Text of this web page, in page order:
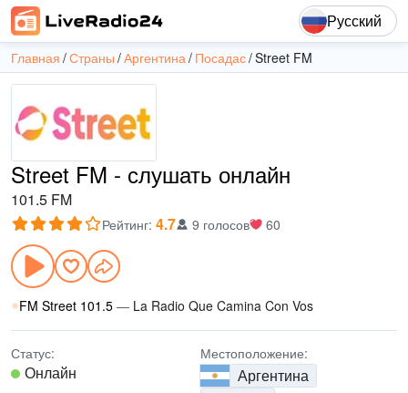
Русский
Главная Страны Аргентина Посадас Street FM
Street FM - слушать онлайн
101.5 FM
Рейтинг: 4.7 9 голосов 60
FM Street 101.5 — La Radio Que Camina Con Vos
Статус:
Онлайн
Местоположение:
Аргентина